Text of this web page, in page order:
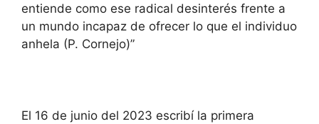
entiende como ese radical desinterés frente a
un mundo incapaz de ofrecer lo que el individuo
anhela (P. Cornejo)”
El 16 de junio del 2023 escribí la primera